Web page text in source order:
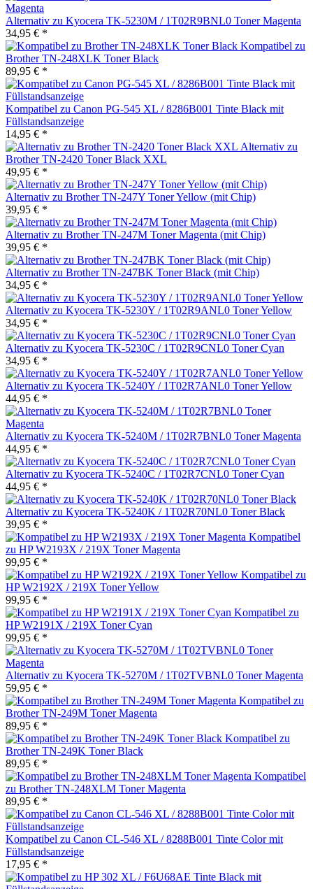
Alternativ zu Kyocera TK-5230M / 1T02R9BNL0 Toner Magenta
34,95 € *
Kompatibel zu
Brother TN-248XLK Toner Black
89,95 € *
Kompatibel zu Canon PG-545 XL / 8286B001 Tinte Black mit
Füllstandsanzeige
14,95 € *
Alternativ zu
Brother TN-2420 Toner Black XXL
49,95 € *
Alternativ zu Brother TN-247Y Toner Yellow (mit Chip)
39,95 € *
Alternativ zu Brother TN-247M Toner Magenta (mit Chip)
39,95 € *
Alternativ zu Brother TN-247BK Toner Black (mit Chip)
34,95 € *
Alternativ zu Kyocera TK-5230Y / 1T02R9ANL0 Toner Yellow
34,95 € *
Alternativ zu Kyocera TK-5230C / 1T02R9CNL0 Toner Cyan
34,95 € *
Alternativ zu Kyocera TK-5240Y / 1T02R7ANL0 Toner Yellow
44,95 € *
Alternativ zu Kyocera TK-5240M / 1T02R7BNL0 Toner Magenta
44,95 € *
Alternativ zu Kyocera TK-5240C / 1T02R7CNL0 Toner Cyan
44,95 € *
Alternativ zu Kyocera TK-5240K / 1T02R70NL0 Toner Black
39,95 € *
Kompatibel
zu HP W2193X / 219X Toner Magenta
99,95 € *
Kompatibel zu
HP W2192X / 219X Toner Yellow
99,95 € *
Kompatibel zu
HP W2191X / 219X Toner Cyan
99,95 € *
Alternativ zu Kyocera TK-5270M / 1T02TVBNL0 Toner Magenta
59,95 € *
Kompatibel zu
Brother TN-249M Toner Magenta
89,95 € *
Kompatibel zu
Brother TN-249K Toner Black
89,95 € *
Kompatibel
zu Brother TN-248XLM Toner Magenta
89,95 € *
Kompatibel zu Canon CL-546 XL / 8288B001 Tinte Color mit
Füllstandsanzeige
17,95 € *